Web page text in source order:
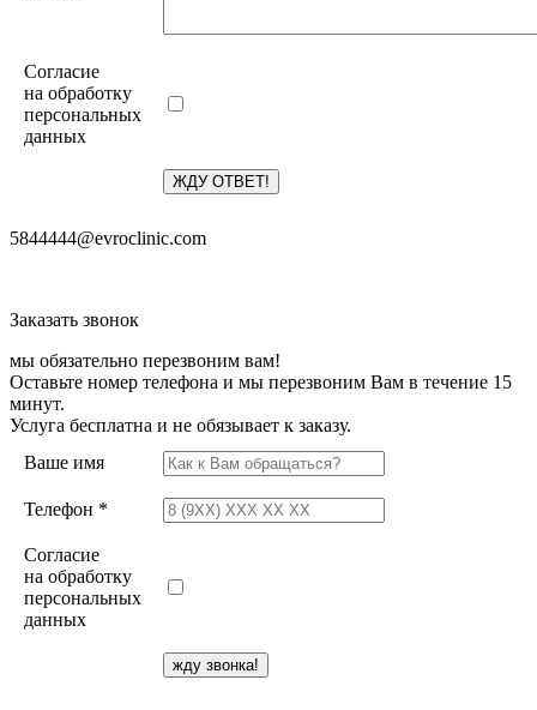
Согласие
на обработку
персональных
данных
5844444@evroclinic.com
Заказать звонок
мы обязательно перезвоним вам!
Оставьте номер телефона и мы перезвоним Вам в течение 15
минут.
Услуга бесплатна и не обязывает к заказу.
Ваше имя
Телефон *
Согласие
на обработку
персональных
данных